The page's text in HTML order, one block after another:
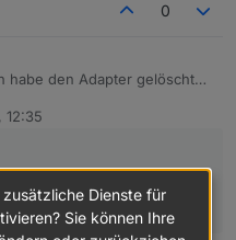
0
habe den Adapter gelöscht
a.) b.)
-> alarm_type
diese Werte ändern sich mit
d.h. alle events sind 10s
ist immer 0 dieser
Timestamp ändert sich alle
mit einem Updateintervall,
auf 10s
12:35
Dienste für
Sie können Ihre